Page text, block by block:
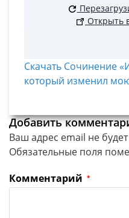
Открыть
Скачать Сочинение
который изменил
Добавить
Ваш адрес email не
Обязательные поля
Комментарий *